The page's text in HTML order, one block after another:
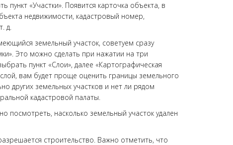
пункт «Участки». Появится карточка объекта, в
недвижимости, кадастровый номер,
д.
земельный участок, советуем сразу
Это можно сделать при нажатии на три
пункт «Слои», далее «Картографическая
вам будет проще оценить границы земельного
других земельных участков и нет ли рядом
кадастровой палаты.
посмотреть, насколько земельный участок удален
строительство. Важно отметить, что